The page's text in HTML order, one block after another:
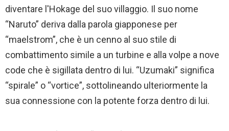
diventare l'Hokage del suo villaggio. Il suo nome
“Naruto” deriva dalla parola giapponese per
“maelstrom”, che è un cenno al suo stile di
combattimento simile a un turbine e alla volpe a nove
code che è sigillata dentro di lui. “Uzumaki” significa
“spirale” o “vortice”, sottolineando ulteriormente la
sua connessione con la potente forza dentro di lui.